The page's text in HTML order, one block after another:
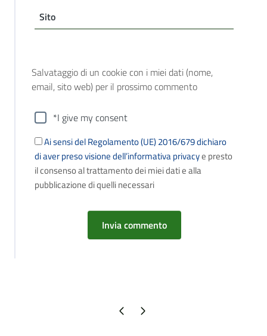
Sito
Salvataggio di un cookie con i miei dati (nome,
email, sito web) per il prossimo commento
*I give my consent
Ai sensi del Regolamento (UE) 2016/679 dichiaro
di aver preso visione dell’informativa privacye presto
il consenso al trattamento dei miei dati e alla
pubblicazione di quelli necessari
Pagina precedente
Pagina successiva